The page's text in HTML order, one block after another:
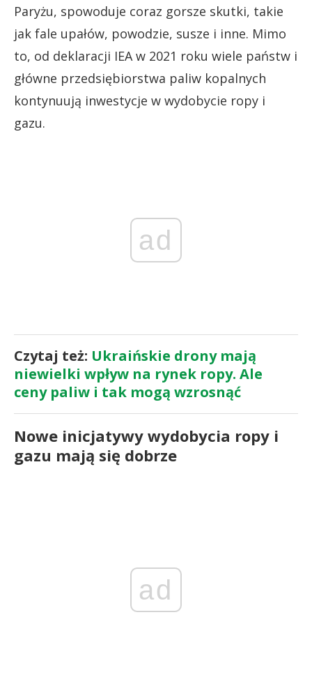
Paryżu, spowoduje coraz gorsze skutki, takie
jak fale upałów, powodzie, susze i inne. Mimo
to, od deklaracji IEA w 2021 roku wiele państw i
główne przedsiębiorstwa paliw kopalnych
kontynuują inwestycje w wydobycie ropy i
gazu.
ad
Czytaj też: Ukraińskie drony mają
niewielki wpływ na rynek ropy. Ale
ceny paliw i tak mogą wzrosnąć
Nowe inicjatywy wydobycia ropy i
gazu mają się dobrze
ad